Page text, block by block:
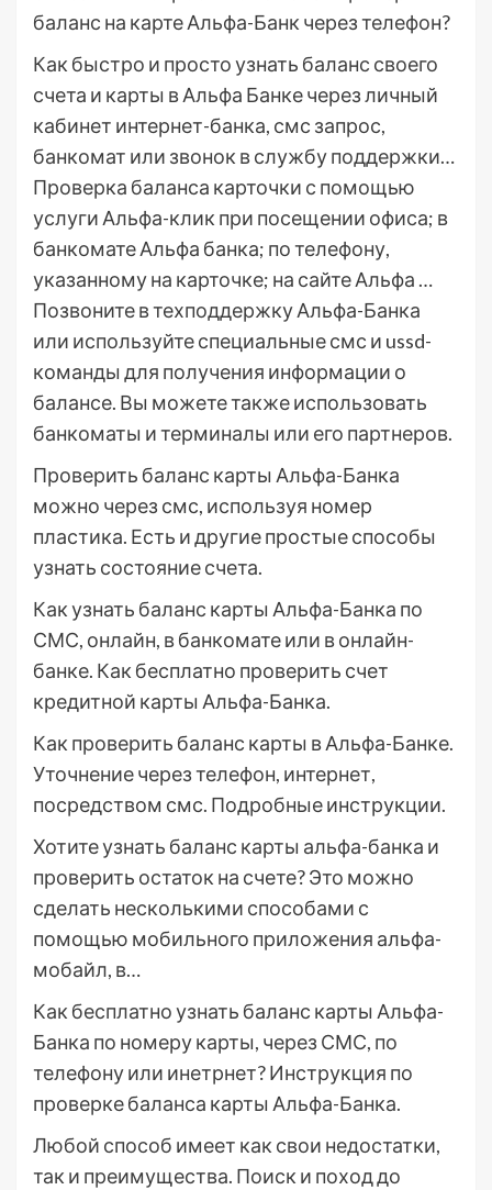
баланс на карте Альфа-Банк через телефон?
Как быстро и просто узнать баланс своего
счета и карты в Альфа Банке через личный
кабинет интернет-банка, смс запрос,
банкомат или звонок в службу поддержки…
Проверка баланса карточки с помощью
услуги Альфа-клик при посещении офиса; в
банкомате Альфа банка; по телефону,
указанному на карточке; на сайте Альфа …
Позвоните в техподдержку Альфа-Банка
или используйте специальные смс и ussd-
команды для получения информации о
балансе. Вы можете также использовать
банкоматы и терминалы или его партнеров.
Проверить баланс карты Альфа-Банка
можно через смс, используя номер
пластика. Есть и другие простые способы
узнать состояние счета.
Как узнать баланс карты Альфа-Банка по
СМС, онлайн, в банкомате или в онлайн-
банке. Как бесплатно проверить счет
кредитной карты Альфа-Банка.
Как проверить баланс карты в Альфа-Банке.
Уточнение через телефон, интернет,
посредством смс. Подробные инструкции.
Хотите узнать баланс карты альфа-банка и
проверить остаток на счете? Это можно
сделать несколькими способами с
помощью мобильного приложения альфа-
мобайл, в…
Как бесплатно узнать баланс карты Альфа-
Банка по номеру карты, через СМС, по
телефону или инетрнет? Инструкция по
проверке баланса карты Альфа-Банка.
Любой способ имеет как свои недостатки,
так и преимущества. Поиск и поход до